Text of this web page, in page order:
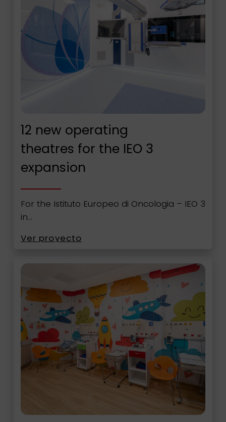
12 new operating
theatres for the IEO 3
expansion
For the Istituto Europeo di Oncologia – IEO 3
in…
Ver proyecto